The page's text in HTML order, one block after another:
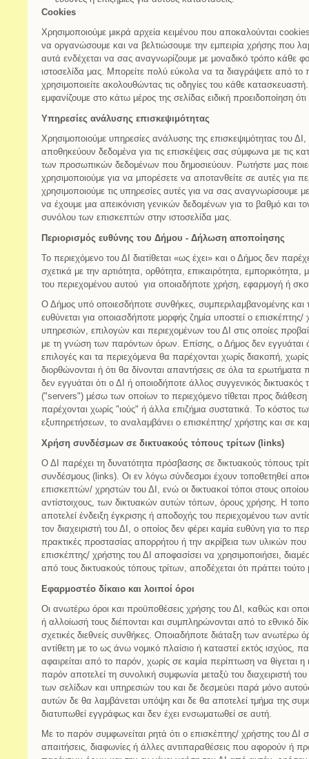
Cookies
Χρησιμοποιούμε μικρά αρχεία κειμένου που αποκαλούνται
να οργανώσουμε και να βελτιώσουμε την εμπειρία χρήσης που
αυτά ενδέχεται να σας αναγνωρίζουμε με μοναδικό τρόπο κάθε
ιστοσελίδα μας. Μπορείτε πολύ εύκολα να τα διαγράψετε από
χρησιμοποιείτε ακολουθώντας τις οδηγίες του κάθε
εμφανίζουμε στο κάτω μέρος της σελίδας ειδική προειδοποίηση
Υπηρεσίες ανάλυσης επισκεψιμότητας
Χρησιμοποιούμε υπηρεσίες ανάλυσης της επισκεψιμότητας του
αποθηκεύουν δεδομένα για τις επισκέψεις σας σύμφωνα με τις
των προσωπικών δεδομένων που δημοσιεύουν. Ρωτήστε μας
χρησιμοποιούμε για να μπορέσετε να αποτανθείτε σε αυτές για
χρησιμοποιούμε τις υπηρεσίες αυτές για να σας αναγνωρίσουμε
να έχουμε μια απεικόνιση γενικών δεδομένων για το βαθμό και
συνόλου των επισκεπτών στην ιστοσελίδα μας.
Περιορισμός ευθύνης του Δήμου - Δήλωση αποποίησης
Το περιεχόμενο του ΔΙ διατίθεται «ως έχει» και ο Δήμος δεν
σχετικά με την αρτιότητα, ορθότητα, επικαιρότητα,
του περιεχομένου αυτού για οποιαδήποτε χρήση, εφαρμογή ή
Ο Δήμος υπό οποιεσδήποτε συνθήκες, συμπεριλαμβανομένης και
ευθύνεται για οποιασδήποτε μορφής ζημία υποστεί ο
υπηρεσιών, επιλογών και περιεχομένων του ΔΙ στις οποίες
με τη γνώση των παρόντων όρων. Επίσης, ο Δήμος δεν εγγυάται
επιλογές και τα περιεχόμενα θα παρέχονται χωρίς διακοπή,
διορθώνονται ή ότι θα δίνονται απαντήσεις σε όλα τα ερωτήματα
δεν εγγυάται ότι ο ΔΙ ή οποιοδήποτε άλλος συγγενικός δικτυακός
("servers") μέσω των οποίων το περιεχόμενο τίθεται προς
παρέχονται χωρίς "ιούς" ή άλλα επιζήμια συστατικά. Το κόστος
εξυπηρετήσεων, το αναλαμβάνει ο επισκέπτης/ χρήστης και σε
Χρήση συνδέσμων σε δικτυακούς τόπους τρίτων (links)
Ο ΔΙ παρέχει τη δυνατότητα πρόσβασης σε δικτυακούς τόπους
συνδέσμους (links). Οι εν λόγω σύνδεσμοι έχουν τοποθετηθεί
επισκεπτών/ χρηστών του ΔΙ, ενώ οι δικτυακοί τόποι στους
αντίστοιχους, των δικτυακών αυτών τόπων, όρους χρήσης. Η
αποτελεί ένδειξη έγκρισης ή αποδοχής του περιεχομένου των
τον διαχειριστή του ΔΙ, ο οποίος δεν φέρει καμία ευθύνη για το
πρακτικές προστασίας απορρήτου ή την ακρίβεια των υλικών
επισκέπτης/ χρήστης του ΔΙ αποφασίσει να χρησιμοποιήσει,
από τους δικτυακούς τόπους τρίτων, αποδέχεται ότι πράττει
Εφαρμοστέο δίκαιο και λοιποί όροι
Οι ανωτέρω όροι και προϋποθέσεις χρήσης του ΔΙ, καθώς και
ή αλλοίωσή τους διέπονται και συμπληρώνονται από το εθνικό
σχετικές διεθνείς συνθήκες. Οποιαδήποτε διάταξη των ανωτέρω
αντίθετη με το ως άνω νομικό πλαίσιο ή καταστεί εκτός ισχύος,
αφαιρείται από το παρόν, χωρίς σε καμία περίπτωση να θίγεται
παρόν αποτελεί τη συνολική συμφωνία μεταξύ του διαχειριστή
των σελίδων και υπηρεσιών του και δε δεσμεύει παρά μόνο
αυτών δε θα λαμβάνεται υπόψη και δε θα αποτελεί τμήμα της
διατυπωθεί εγγράφως και δεν έχει ενσωματωθεί σε αυτή.
Με το παρόν συμφωνείται ρητά ότι ο επισκέπτης/ χρήστης του ΔΙ
απαιτήσεις, διαφωνίες ή άλλες αντιπαραθέσεις που αφορούν ή